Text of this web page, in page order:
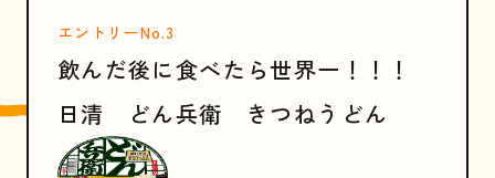
エントリーNo.3
飲んだ後に食べたら世界一！！！
日清 どん兵衛 きつねうどん